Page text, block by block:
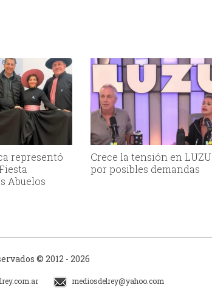
representó
Abuelos
Crece la tensión en LUZU
por posibles demandas
© 2012 - 2026
mediosdelrey@yahoo.com